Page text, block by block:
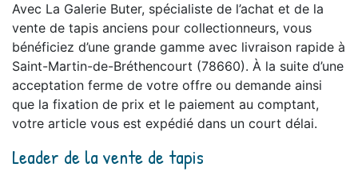
Avec La Galerie Buter, spécialiste de l’achat et de la
vente de tapis anciens pour collectionneurs, vous
bénéficiez d’une grande gamme avec livraison rapide à
Saint-Martin-de-Bréthencourt (78660). À la suite d’une
acceptation ferme de votre offre ou demande ainsi
que la fixation de prix et le paiement au comptant,
votre article vous est expédié dans un court délai.
Leader de la vente de tapis